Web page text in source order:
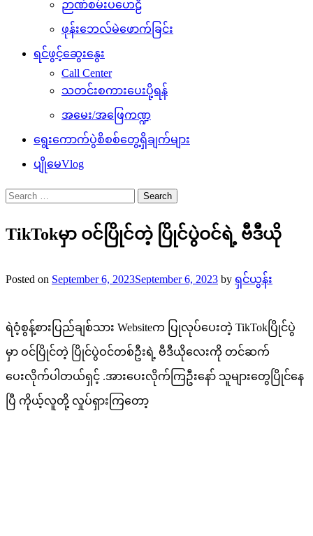
ဉာဏ်စမ်းပဟေဠိ
ဖုန်းဘေလ်မဲဖောက်ခြင်း
ရင်ဖွင့်ဆွေးနွေး
Call Center
သတင်းစကားပေးပို့ရန်
အမေး/အဖြေကဏ္ဍ
ရွေးကောက်ပွဲစိစစ်တွေ့ရှိချက်များ
ပျိုမေVlog
Search
for:
TikTokမှာ ဝင်ပြိုင်တဲ့ ပြိုင်ပွဲဝင်ရဲ့ ဗီဒီယို
Posted on September 6, 2023September 6, 2023 by ရှင်ယွန်း
ရဲဝံ့စွန့်စားပြည်ချစ်သား Websiteက ပြုလုပ်ပေးတဲ့ TikTokပြိုင်ပွဲ
မှာ ဝင်ပြိုင်တဲ့ ပြိုင်ပွဲဝင်တစ်ဦးရဲ့ ဗီဒီယိုလေးကို တင်ဆက်
ပေးလိုက်ပါတယ်ရှင့် .အားပေးလိုက်ကြဦးနော် သူများတွေပြိုင်နေ
ပြီ ကိုယ့်လူတို့ လှုပ်ရှားကြတော့